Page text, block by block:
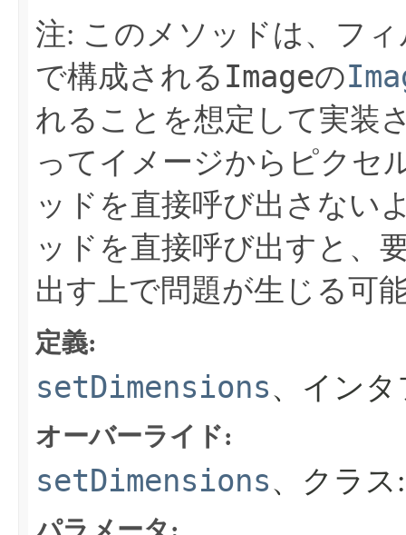
注: このメソッドは、フ
で構成される Imageの
れることを想定して実装
ってイメージからピクセ
ッドを直接呼び出さない
ッドを直接呼び出すと、
出す上で問題が生じる可
定義:
setDimensions、イン
オーバーライド:
setDimensions、クラ